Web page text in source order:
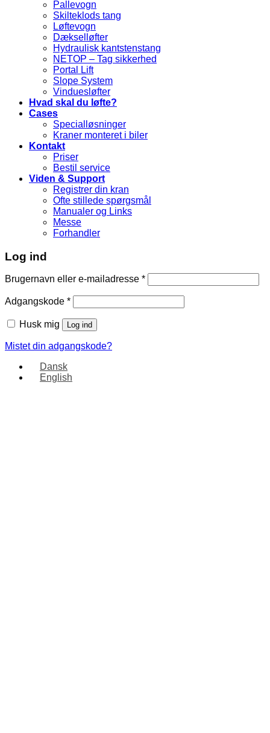
Pallevogn
Skilteklods tang
Løftevogn
Dækselløfter
Hydraulisk kantstenstang
NETOP – Tag sikkerhed
Portal Lift
Slope System
Vinduesløfter
Hvad skal du løfte?
Cases
Specialløsninger
Kraner monteret i biler
Kontakt
Priser
Bestil service
Viden & Support
Registrer din kran
Ofte stillede spørgsmål
Manualer og Links
Messe
Forhandler
Log ind
Brugernavn eller e-mailadresse *
Adgangskode *
Husk mig Log ind
Mistet din adgangskode?
Dansk
English